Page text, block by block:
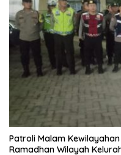
Patroli Malam
Ramadhan Wilayah